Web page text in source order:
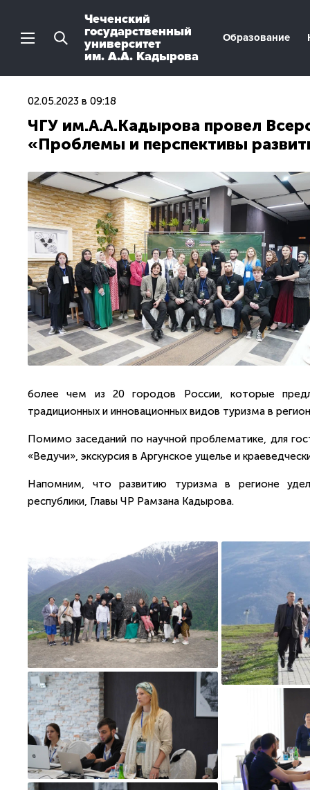
Чеченский
государственный
университет
им. А.А. Кадырова
Образование
02.05.2023 в 09:18
ЧГУ им.А.А.Кадырова провел
«Проблемы и перспективы
более чем из 20 городов России, которые
традиционных и инновационных видов туризма в
Помимо заседаний по научной проблематике, для
«Ведучи», экскурсия в Аргунское ущелье и
Напомним, что развитию туризма в регионе
республики, Главы ЧР Рамзана Кадырова.